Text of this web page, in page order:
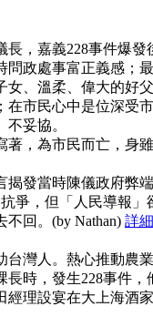
長，嘉義228事件爆
政處事富正義感；
女、溫柔、偉大的好
在市民心中是位深受
妥協。
著，為市民而亡，身
揭發當時陳儀政府弊
爭，但「人民導報
回。(by Nathan) 詳
台灣人。熱心推動農
長時，發生228事件
經理設宴在大上海酒